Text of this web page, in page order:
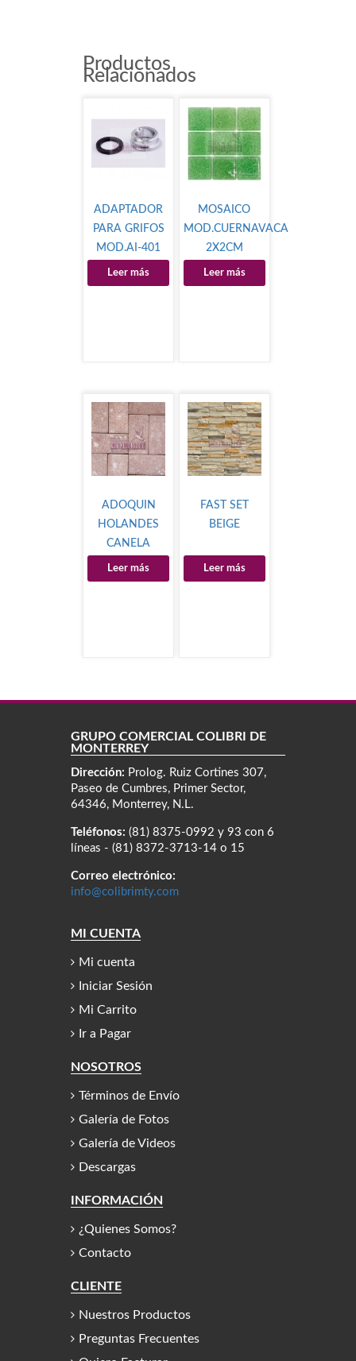
Productos
Relacionados
ADAPTADOR
PARA GRIFOS
MOD.AI-401
Leer más
MOSAICO
MOD.CUERNAVACA
2X2CM
Leer más
ADOQUIN
HOLANDES
CANELA
Leer más
FAST SET
BEIGE
Leer más
GRUPO COMERCIAL COLIBRÍ DE
MONTERREY
Dirección: Prolog. Ruiz Cortines 307,
Paseo de Cumbres, Primer Sector,
64346, Monterrey, N.L.
Teléfonos: (81) 8375-0992 y 93 con 6
líneas - (81) 8372-3713-14 o 15
Correo electrónico:
info@colibrimty.com
MI CUENTA
Mi cuenta
Iniciar Sesión
Mi Carrito
Ir a Pagar
NOSOTROS
Términos de Envío
Galería de Fotos
Galería de Videos
Descargas
INFORMACIÓN
¿Quienes Somos?
Contacto
CLIENTE
Nuestros Productos
Preguntas Frecuentes